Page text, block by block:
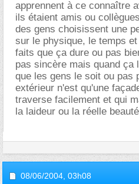
apprennent à ce connaître
ils étaient amis ou
des gens choisissent une
sur le physique, le temps
faits que ça dure ou pas
pas sincère mais quand ça
que les gens le soit ou pas
extérieur n'est qu'une
traverse facilement et qui
la laideur ou la réelle
08/06/2004, 03h08